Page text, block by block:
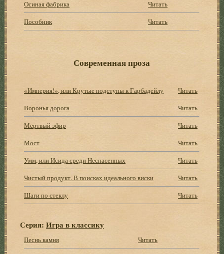
Осиная фабрика
Читать
Пособник
Читать
Современная проза
«Империя!», или Крутые подступы к Гарбадейлу
Читать
Воронья дорога
Читать
Мертвый эфир
Читать
Мост
Читать
Умм, или Исида среди Неспасенных
Читать
Чистый продукт. В поисках идеального виски
Читать
Шаги по стеклу
Читать
Серия:Игра в классику
Песнь камня Читать